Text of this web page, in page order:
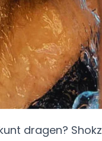
dragen? Shokz